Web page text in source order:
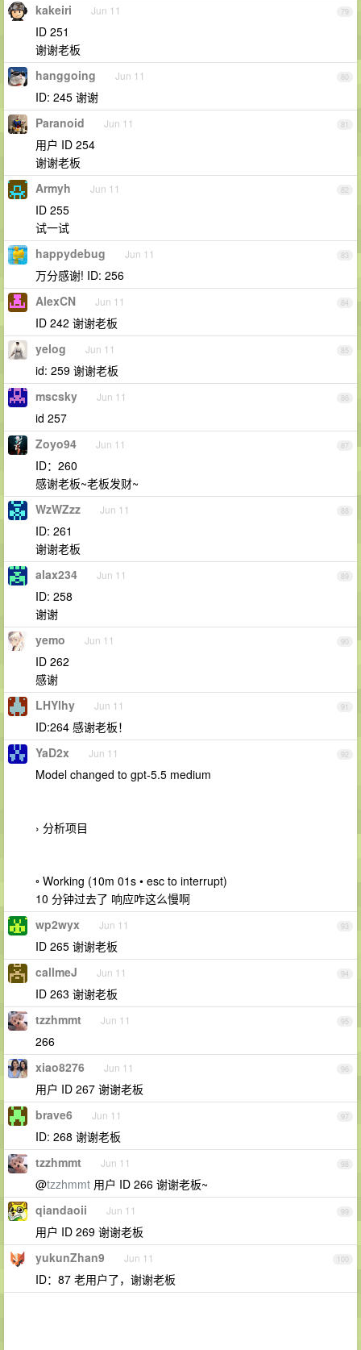
79
kakeiri Jun 11
ID 251
谢谢老板
80
hanggoing Jun 11
ID: 245 谢谢
81
Paranoid Jun 11
用户 ID 254
谢谢老板
82
Armyh Jun 11
ID 255
试一试
83
happydebug Jun 11
万分感谢! ID: 256
84
AlexCN Jun 11
ID 242 谢谢老板
85
yelog Jun 11
id: 259 谢谢老板
86
mscsky Jun 11
id 257
87
Zoyo94 Jun 11
ID：260
感谢老板~老板发财~
88
WzWZzz Jun 11
ID: 261
谢谢老板
89
alax234 Jun 11
ID: 258
谢谢
90
yemo Jun 11
ID 262
感谢
91
LHYlhy Jun 11
ID:264 感谢老板！
92
YaD2x Jun 11
Model changed to gpt-5.5 medium
› 分析项目
◦ Working (10m 01s • esc to interrupt)
10 分钟过去了 响应咋这么慢啊
93
wp2wyx Jun 11
ID 265 谢谢老板
94
callmeJ Jun 11
ID 263 谢谢老板
95
tzzhmmt Jun 11
266
96
xiao8276 Jun 11
用户 ID 267 谢谢老板
97
brave6 Jun 11
ID: 268 谢谢老板
98
tzzhmmt Jun 11
@tzzhmmt 用户 ID 266 谢谢老板~
99
qiandaoii Jun 11
用户 ID 269 谢谢老板
100
yukunZhan9 Jun 11
ID：87 老用户了，谢谢老板